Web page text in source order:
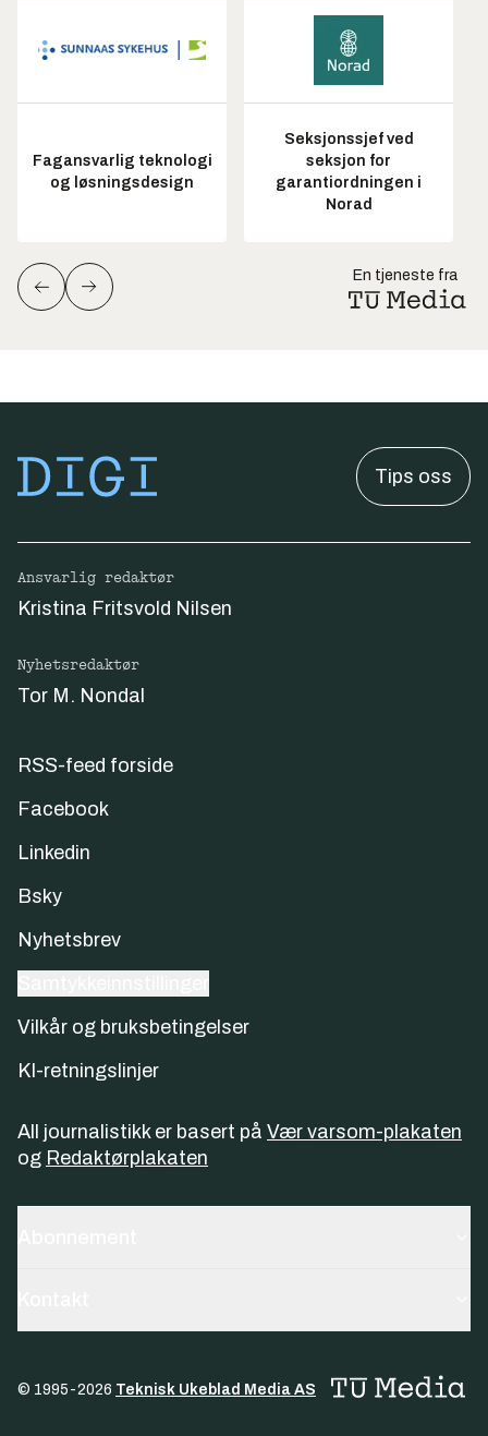
Fagansvarlig teknologi
og løsningsdesign
Seksjonssjef ved
seksjon for
garantiordningen i
Norad
En tjeneste fra
Tips oss
Ansvarlig redaktør
Kristina Fritsvold Nilsen
Nyhetsredaktør
Tor M. Nondal
RSS-feed forside
Facebook
Linkedin
Bsky
Nyhetsbrev
Vilkår og bruksbetingelser
KI-retningslinjer
All journalistikk er basert på Vær varsom-plakaten
og Redaktørplakaten
© 1995-2026 Teknisk Ukeblad Media AS